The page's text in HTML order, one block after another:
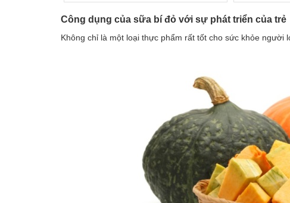
Công dụng của sữa bí đỏ với sự phát triển của trẻ
Không chỉ là một loại thực phẩm rất tốt cho sức khỏe